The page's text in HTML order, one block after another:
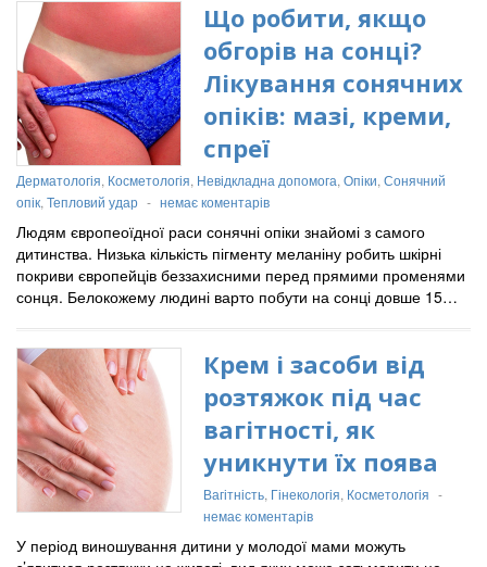
Що робити, якщо
обгорів на сонці?
Лікування сонячних
опіків: мазі, креми,
спреї
Дерматологія, Косметологія, Невідкладна допомога, Опіки, Сонячний
опік, Тепловий удар - немає коментарів
Людям європеоїдної раси сонячні опіки знайомі з самого
дитинства. Низька кількість пігменту меланіну робить шкірні
покриви європейців беззахисними перед прямими променями
сонця. Белокожему людині варто побути на сонці довше 15…
Крем і засоби від
розтяжок під час
вагітності, як
уникнути їх поява
Вагітність, Гінекологія, Косметологія -
немає коментарів
У період виношування дитини у молодої мами можуть